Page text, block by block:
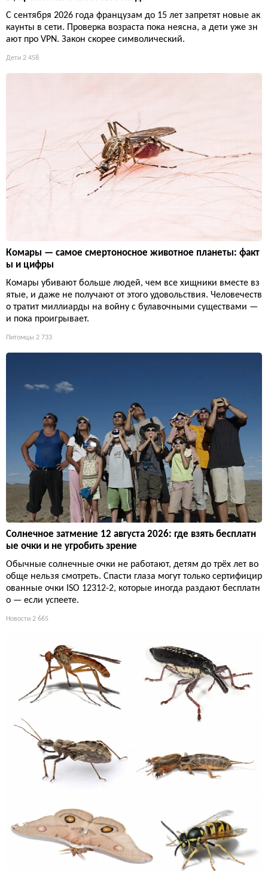
С сентября 2026 года французам до 15 лет запретят новые ак
каунты в сети. Проверка возраста пока неясна, а дети уже зн
ают про VPN. Закон скорее символический.
Дети 2 458
Комары — самое смертоносное животное планеты: факт
ы и цифры
Комары убивают больше людей, чем все хищники вместе вз
ятые, и даже не получают от этого удовольствия. Человечеств
о тратит миллиарды на войну с булавочными существами —
и пока проигрывает.
Питомцы 2 733
Солнечное затмение 12 августа 2026: где взять бесплатн
ые очки и не угробить зрение
Обычные солнечные очки не работают, детям до трёх лет во
обще нельзя смотреть. Спасти глаза могут только сертифицир
ованные очки ISO 12312-2, которые иногда раздают бесплатн
о — если успеете.
Новости 2 665